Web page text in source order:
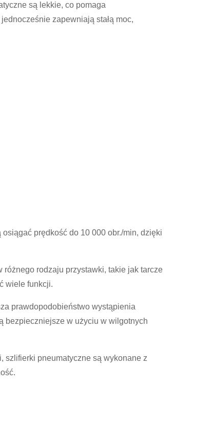
są lekkie, co pomaga
zapewniają stałą moc,
prędkość do 10 000 obr./min, dzięki
rodzaju przystawki, takie jak tarcze
wiele funkcji.
prawdopodobieństwo wystąpienia
bezpieczniejsze w użyciu w wilgotnych
szlifierki pneumatyczne są wykonane z